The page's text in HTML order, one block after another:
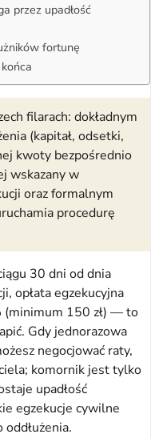
przez upadłość
fortunę
filarach: dokładnym
(kapitał, odsetki,
kwoty bezpośrednio
wskazany w
oraz formalnym
procedurę
30 dni od dnia
opłata egzekucyjna
(minimum 150 zł) — to
Gdy jednorazowa
negocjować raty,
komornik jest tylko
upadłość
egzekucje cywilne